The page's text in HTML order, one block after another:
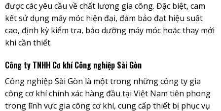
được các yêu cầu về chất lượng gia công. Đặc biệt, cam
kết sử dụng máy móc hiện đại, đảm bảo đạt hiệu suất
cao, định kỳ kiểm tra, bảo dưỡng máy móc hoặc thay mới
khi cần thiết.
Công ty TNHH Cơ khí Công nghiệp Sài Gòn
Công nghiệp Sài Gòn là một trong những công ty gia
công cơ khí chính xác hàng đầu tại Việt Nam tiên phong
trong lĩnh vực gia công cơ khí, cung cấp thiết bị phục vụ